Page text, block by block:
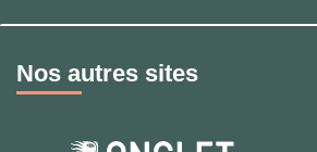
Nos autres sites